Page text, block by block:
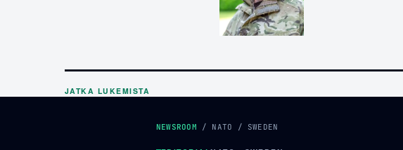
JATKA LUKEMISTA
NEWSROOM / NATO / SWEDEN